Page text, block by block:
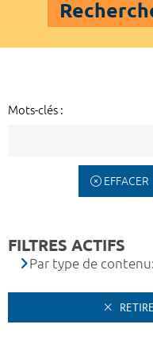
Mots-clés :
EFFACER
FILTRES ACTIFS
Par type de